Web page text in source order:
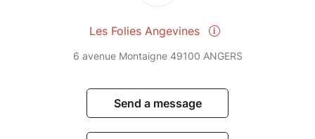
Les Folies Angevines
6 avenue Montaigne 49100 ANGERS
Send a message